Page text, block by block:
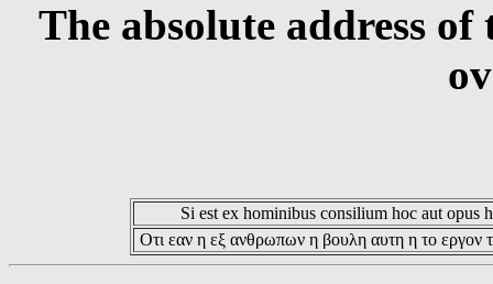
The absolute address
Si est ex hominibus consilium hoc aut opus
Οτι εαν η εξ ανθρωπων η βουλη αυτη η το εργον